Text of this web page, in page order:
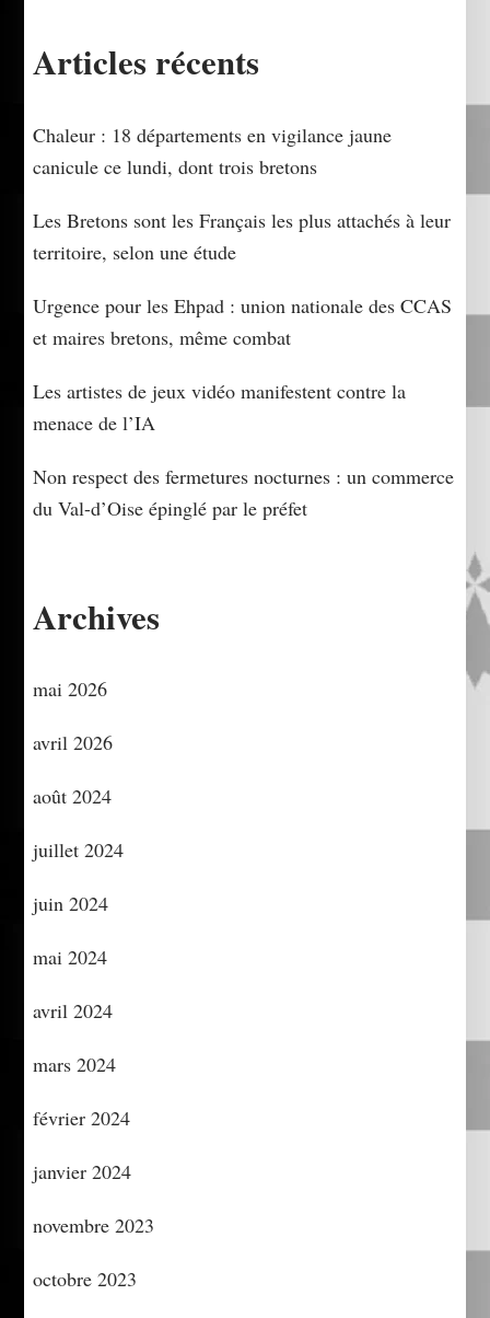
Articles récents
Chaleur : 18 départements en vigilance jaune
canicule ce lundi, dont trois bretons
Les Bretons sont les Français les plus attachés à leur
territoire, selon une étude
Urgence pour les Ehpad : union nationale des CCAS
et maires bretons, même combat
Les artistes de jeux vidéo manifestent contre la
menace de l’IA
Non respect des fermetures nocturnes : un commerce
du Val-d’Oise épinglé par le préfet
Archives
mai 2026
avril 2026
août 2024
juillet 2024
juin 2024
mai 2024
avril 2024
mars 2024
février 2024
janvier 2024
novembre 2023
octobre 2023